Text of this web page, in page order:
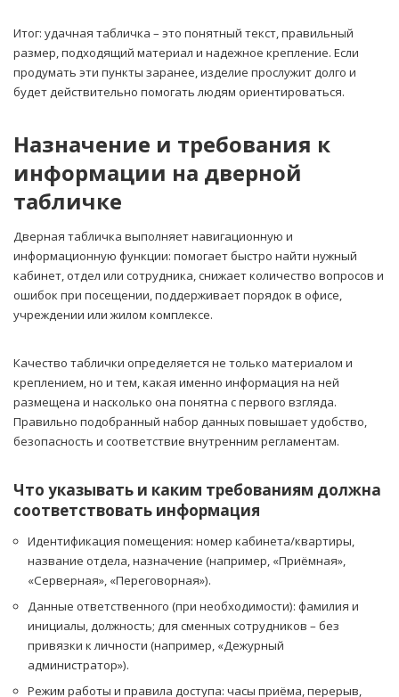
Итог: удачная табличка – это понятный текст, правильный
размер, подходящий материал и надежное крепление. Если
продумать эти пункты заранее, изделие прослужит долго и
будет действительно помогать людям ориентироваться.
Назначение и требования к
информации на дверной
табличке
Дверная табличка выполняет навигационную и
информационную функции: помогает быстро найти нужный
кабинет, отдел или сотрудника, снижает количество вопросов и
ошибок при посещении, поддерживает порядок в офисе,
учреждении или жилом комплексе.
Качество таблички определяется не только материалом и
креплением, но и тем, какая именно информация на ней
размещена и насколько она понятна с первого взгляда.
Правильно подобранный набор данных повышает удобство,
безопасность и соответствие внутренним регламентам.
Что указывать и каким требованиям должна
соответствовать информация
Идентификация помещения: номер кабинета/квартиры,
название отдела, назначение (например, «Приёмная»,
«Серверная», «Переговорная»).
Данные ответственного (при необходимости): фамилия и
инициалы, должность; для сменных сотрудников – без
привязки к личности (например, «Дежурный
администратор»).
Режим работы и правила доступа: часы приёма, перерыв,